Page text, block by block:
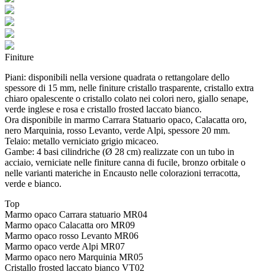
Finiture
Piani: disponibili nella versione quadrata o rettangolare dello
spessore di 15 mm, nelle finiture cristallo trasparente, cristallo extra
chiaro opalescente o cristallo colato nei colori nero, giallo senape,
verde inglese e rosa e cristallo frosted laccato bianco.
Ora disponibile in marmo Carrara Statuario opaco, Calacatta oro,
nero Marquinia, rosso Levanto, verde Alpi, spessore 20 mm.
Telaio: metallo verniciato grigio micaceo.
Gambe: 4 basi cilindriche (Ø 28 cm) realizzate con un tubo in
acciaio, verniciate nelle finiture canna di fucile, bronzo orbitale o
nelle varianti materiche in Encausto nelle colorazioni terracotta,
verde e bianco.
Top
Marmo opaco Carrara statuario MR04
Marmo opaco Calacatta oro MR09
Marmo opaco rosso Levanto MR06
Marmo opaco verde Alpi MR07
Marmo opaco nero Marquinia MR05
Cristallo frosted laccato bianco VT02